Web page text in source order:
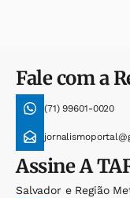
Fale com a
(71) 99601-0020
AssineA
Salvador e Região